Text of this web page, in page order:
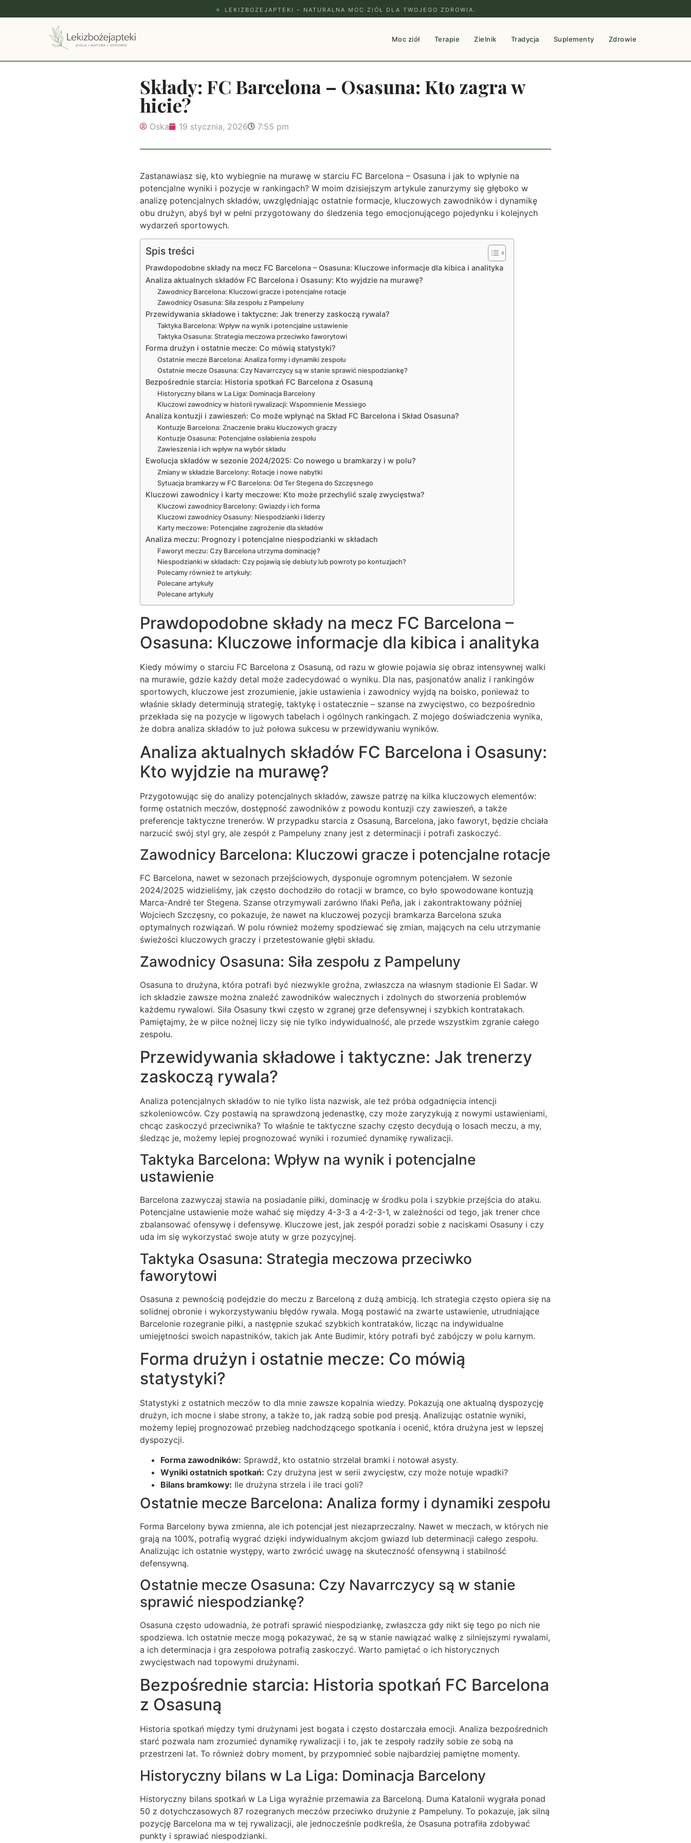
★ LEKIZBOZEJAPTEKI – NATURALNA MOC ZIÓŁ DLA TWOJEGO ZDROWIA.
Moc ziół Terapie Zielnik Tradycja Suplementy Zdrowie
Składy: FC Barcelona – Osasuna: Kto zagra w
hicie?
Oska 19 stycznia, 2026 7:55 pm
Zastanawiasz się, kto wybiegnie na murawę w starciu FC Barcelona – Osasuna i jak to wpłynie na
potencjalne wyniki i pozycje w rankingach? W moim dzisiejszym artykule zanurzymy się głęboko w
analizę potencjalnych składów, uwzględniając ostatnie formacje, kluczowych zawodników i dynamikę
obu drużyn, abyś był w pełni przygotowany do śledzenia tego emocjonującego pojedynku i kolejnych
wydarzeń sportowych.
Spis treści
Prawdopodobne składy na mecz FC Barcelona – Osasuna: Kluczowe informacje dla kibica i analityka
Analiza aktualnych składów FC Barcelona i Osasuny: Kto wyjdzie na murawę?
Zawodnicy Barcelona: Kluczowi gracze i potencjalne rotacje
Zawodnicy Osasuna: Siła zespołu z Pampeluny
Przewidywania składowe i taktyczne: Jak trenerzy zaskoczą rywala?
Taktyka Barcelona: Wpływ na wynik i potencjalne ustawienie
Taktyka Osasuna: Strategia meczowa przeciwko faworytowi
Forma drużyn i ostatnie mecze: Co mówią statystyki?
Ostatnie mecze Barcelona: Analiza formy i dynamiki zespołu
Ostatnie mecze Osasuna: Czy Navarrczycy są w stanie sprawić niespodziankę?
Bezpośrednie starcia: Historia spotkań FC Barcelona z Osasuną
Historyczny bilans w La Liga: Dominacja Barcelony
Kluczowi zawodnicy w historii rywalizacji: Wspomnienie Messiego
Analiza kontuzji i zawieszeń: Co może wpłynąć na Skład FC Barcelona i Skład Osasuna?
Kontuzje Barcelona: Znaczenie braku kluczowych graczy
Kontuzje Osasuna: Potencjalne osłabienia zespołu
Zawieszenia i ich wpływ na wybór składu
Ewolucja składów w sezonie 2024/2025: Co nowego u bramkarzy i w polu?
Zmiany w składzie Barcelony: Rotacje i nowe nabytki
Sytuacja bramkarzy w FC Barcelona: Od Ter Stegena do Szczęsnego
Kluczowi zawodnicy i karty meczowe: Kto może przechylić szalę zwycięstwa?
Kluczowi zawodnicy Barcelony: Gwiazdy i ich forma
Kluczowi zawodnicy Osasuny: Niespodzianki i liderzy
Karty meczowe: Potencjalne zagrożenie dla składów
Analiza meczu: Prognozy i potencjalne niespodzianki w składach
Faworyt meczu: Czy Barcelona utrzyma dominację?
Niespodzianki w składach: Czy pojawią się debiuty lub powroty po kontuzjach?
Polecamy również te artykuły:
Polecane artykuły
Polecane artykuły
Prawdopodobne składy na mecz FC Barcelona –
Osasuna: Kluczowe informacje dla kibica i analityka
Kiedy mówimy o starciu FC Barcelona z Osasuną, od razu w głowie pojawia się obraz intensywnej walki
na murawie, gdzie każdy detal może zadecydować o wyniku. Dla nas, pasjonatów analiz i rankingów
sportowych, kluczowe jest zrozumienie, jakie ustawienia i zawodnicy wyjdą na boisko, ponieważ to
właśnie składy determinują strategię, taktykę i ostatecznie – szanse na zwycięstwo, co bezpośrednio
przekłada się na pozycje w ligowych tabelach i ogólnych rankingach. Z mojego doświadczenia wynika,
że dobra analiza składów to już połowa sukcesu w przewidywaniu wyników.
Analiza aktualnych składów FC Barcelona i Osasuny:
Kto wyjdzie na murawę?
Przygotowując się do analizy potencjalnych składów, zawsze patrzę na kilka kluczowych elementów:
formę ostatnich meczów, dostępność zawodników z powodu kontuzji czy zawieszeń, a także
preferencje taktyczne trenerów. W przypadku starcia z Osasuną, Barcelona, jako faworyt, będzie chciała
narzucić swój styl gry, ale zespół z Pampeluny znany jest z determinacji i potrafi zaskoczyć.
Zawodnicy Barcelona: Kluczowi gracze i potencjalne rotacje
FC Barcelona, nawet w sezonach przejściowych, dysponuje ogromnym potencjałem. W sezonie
2024/2025 widzieliśmy, jak często dochodziło do rotacji w bramce, co było spowodowane kontuzją
Marca-André ter Stegena. Szanse otrzymywali zarówno Iñaki Peña, jak i zakontraktowany później
Wojciech Szczęsny, co pokazuje, że nawet na kluczowej pozycji bramkarza Barcelona szuka
optymalnych rozwiązań. W polu również możemy spodziewać się zmian, mających na celu utrzymanie
świeżości kluczowych graczy i przetestowanie głębi składu.
Zawodnicy Osasuna: Siła zespołu z Pampeluny
Osasuna to drużyna, która potrafi być niezwykle groźna, zwłaszcza na własnym stadionie El Sadar. W
ich składzie zawsze można znaleźć zawodników walecznych i zdolnych do stworzenia problemów
każdemu rywalowi. Siła Osasuny tkwi często w zgranej grze defensywnej i szybkich kontratakach.
Pamiętajmy, że w piłce nożnej liczy się nie tylko indywidualność, ale przede wszystkim zgranie całego
zespołu.
Przewidywania składowe i taktyczne: Jak trenerzy
zaskoczą rywala?
Analiza potencjalnych składów to nie tylko lista nazwisk, ale też próba odgadnięcia intencji
szkoleniowców. Czy postawią na sprawdzoną jedenastkę, czy może zaryzykują z nowymi ustawieniami,
chcąc zaskoczyć przeciwnika? To właśnie te taktyczne szachy często decydują o losach meczu, a my,
śledząc je, możemy lepiej prognozować wyniki i rozumieć dynamikę rywalizacji.
Taktyka Barcelona: Wpływ na wynik i potencjalne
ustawienie
Barcelona zazwyczaj stawia na posiadanie piłki, dominację w środku pola i szybkie przejścia do ataku.
Potencjalne ustawienie może wahać się między 4-3-3 a 4-2-3-1, w zależności od tego, jak trener chce
zbalansować ofensywę i defensywę. Kluczowe jest, jak zespół poradzi sobie z naciskami Osasuny i czy
uda im się wykorzystać swoje atuty w grze pozycyjnej.
Taktyka Osasuna: Strategia meczowa przeciwko
faworytowi
Osasuna z pewnością podejdzie do meczu z Barceloną z dużą ambicją. Ich strategia często opiera się na
solidnej obronie i wykorzystywaniu błędów rywala. Mogą postawić na zwarte ustawienie, utrudniające
Barcelonie rozegranie piłki, a następnie szukać szybkich kontrataków, licząc na indywidualne
umiejętności swoich napastników, takich jak Ante Budimir, który potrafi być zabójczy w polu karnym.
Forma drużyn i ostatnie mecze: Co mówią
statystyki?
Statystyki z ostatnich meczów to dla mnie zawsze kopalnia wiedzy. Pokazują one aktualną dyspozycję
drużyn, ich mocne i słabe strony, a także to, jak radzą sobie pod presją. Analizując ostatnie wyniki,
możemy lepiej prognozować przebieg nadchodzącego spotkania i ocenić, która drużyna jest w lepszej
dyspozycji.
Forma zawodników: Sprawdź, kto ostatnio strzelał bramki i notował asysty.
Wyniki ostatnich spotkań: Czy drużyna jest w serii zwycięstw, czy może notuje wpadki?
Bilans bramkowy: Ile drużyna strzela i ile traci goli?
Ostatnie mecze Barcelona: Analiza formy i dynamiki zespołu
Forma Barcelony bywa zmienna, ale ich potencjał jest niezaprzeczalny. Nawet w meczach, w których nie
grają na 100%, potrafią wygrać dzięki indywidualnym akcjom gwiazd lub determinacji całego zespołu.
Analizując ich ostatnie występy, warto zwrócić uwagę na skuteczność ofensywną i stabilność
defensywną.
Ostatnie mecze Osasuna: Czy Navarrczycy są w stanie
sprawić niespodziankę?
Osasuna często udowadnia, że potrafi sprawić niespodziankę, zwłaszcza gdy nikt się tego po nich nie
spodziewa. Ich ostatnie mecze mogą pokazywać, że są w stanie nawiązać walkę z silniejszymi rywalami,
a ich determinacja i gra zespołowa potrafią zaskoczyć. Warto pamiętać o ich historycznych
zwycięstwach nad topowymi drużynami.
Bezpośrednie starcia: Historia spotkań FC Barcelona
z Osasuną
Historia spotkań między tymi drużynami jest bogata i często dostarczała emocji. Analiza bezpośrednich
starć pozwala nam zrozumieć dynamikę rywalizacji i to, jak te zespoły radziły sobie ze sobą na
przestrzeni lat. To również dobry moment, by przypomnieć sobie najbardziej pamiętne momenty.
Historyczny bilans w La Liga: Dominacja Barcelony
Historyczny bilans spotkań w La Liga wyraźnie przemawia za Barceloną. Duma Katalonii wygrała ponad
50 z dotychczasowych 87 rozegranych meczów przeciwko drużynie z Pampeluny. To pokazuje, jak silną
pozycję Barcelona ma w tej rywalizacji, ale jednocześnie podkreśla, że Osasuna potrafiła zdobywać
punkty i sprawiać niespodzianki.